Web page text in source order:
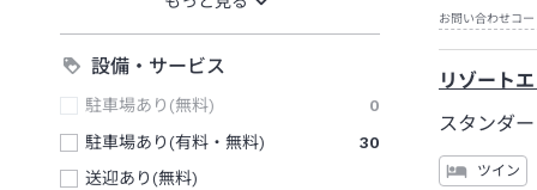
設備・サービス
駐車場あり(無料)
0
駐車場あり(有料・無料)
30
送迎あり(無料)
お問い合わせコー
リゾート
スタンダ
ツイン